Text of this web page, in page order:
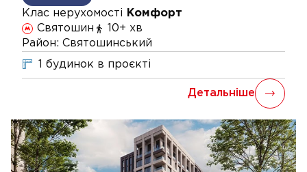
Клас нерухомості
Комфорт
Святошин
10+ хв
Район: Святошинський
будинок в проєкті
Детальніше